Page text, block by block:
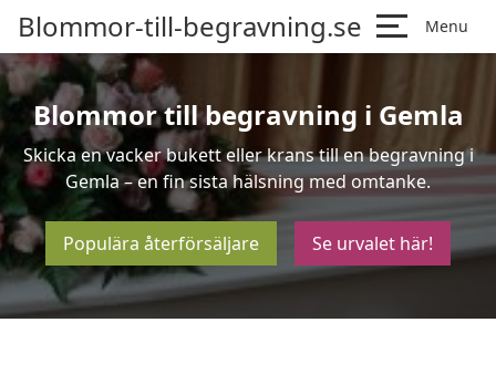
Blommor-till-begravning.se Menu
Blommor till begravning i Gemla
Skicka en vacker bukett eller krans till en begravning i
Gemla – en fin sista hälsning med omtanke.
Populära återförsäljare Se urvalet här!